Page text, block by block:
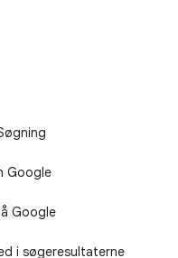
Google
Google
i søgeresultaterne